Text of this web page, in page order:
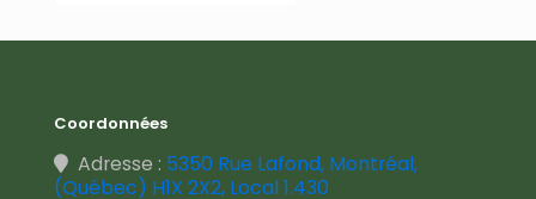
Coordonnées
Adresse : 5350 Rue Lafond, Montréal,
(Québec) H1X 2X2, Local 1.430